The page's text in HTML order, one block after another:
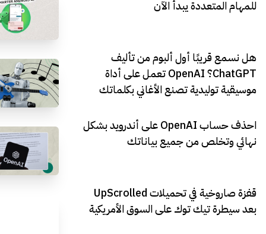
للمهام المتعددة يبدأ الآن
هل نسمع قريبًا أول ألبوم من تأليف
ChatGPT؟ OpenAI تعمل على أداة
موسيقية توليدية تصنع الأغاني بكلماتك
احذف حساب OpenAI على أندرويد بشكل
نهائي وتخلص من جميع بياناتك
قفزة صاروخية في تحميلات UpScrolled
بعد سيطرة تيك توك على السوق الأمريكية